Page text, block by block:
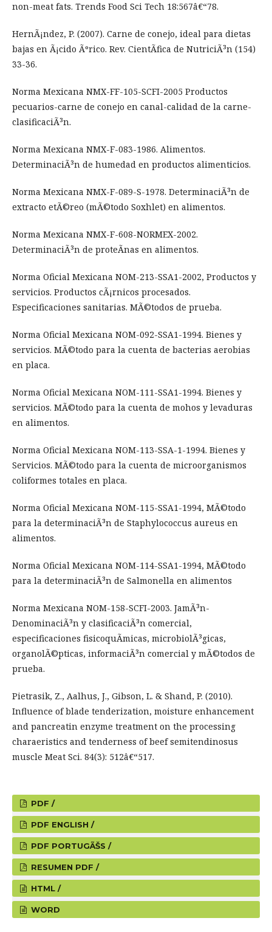
non-meat fats. Trends Food Sci Tech 18:567â€“78.
HernÃ¡ndez, P. (2007). Carne de conejo, ideal para dietas
bajas en Ã¡cido Ãºrico. Rev. CientÃ­fica de NutriciÃ³n (154)
33-36.
Norma Mexicana NMX-FF-105-SCFI-2005 Productos
pecuarios-carne de conejo en canal-calidad de la carne-
clasificaciÃ³n.
Norma Mexicana NMX-F-083-1986. Alimentos.
DeterminaciÃ³n de humedad en productos alimenticios.
Norma Mexicana NMX-F-089-S-1978. DeterminaciÃ³n de
extracto etÃ©reo (mÃ©todo Soxhlet) en alimentos.
Norma Mexicana NMX-F-608-NORMEX-2002.
DeterminaciÃ³n de proteÃ­nas en alimentos.
Norma Oficial Mexicana NOM-213-SSA1-2002, Productos y
servicios. Productos cÃ¡rnicos procesados.
Especificaciones sanitarias. MÃ©todos de prueba.
Norma Oficial Mexicana NOM-092-SSA1-1994. Bienes y
servicios. MÃ©todo para la cuenta de bacterias aerobias
en placa.
Norma Oficial Mexicana NOM-111-SSA1-1994. Bienes y
servicios. MÃ©todo para la cuenta de mohos y levaduras
en alimentos.
Norma Oficial Mexicana NOM-113-SSA-1-1994. Bienes y
Servicios. MÃ©todo para la cuenta de microorganismos
coliformes totales en placa.
Norma Oficial Mexicana NOM-115-SSA1-1994, MÃ©todo
para la determinaciÃ³n de Staphylococcus aureus en
alimentos.
Norma Oficial Mexicana NOM-114-SSA1-1994, MÃ©todo
para la determinaciÃ³n de Salmonella en alimentos
Norma Mexicana NOM-158-SCFI-2003. JamÃ³n-
DenominaciÃ³n y clasificaciÃ³n comercial,
especificaciones fisicoquÃ­micas, microbiolÃ³gicas,
organolÃ©pticas, informaciÃ³n comercial y mÃ©todos de
prueba.
Pietrasik, Z., Aalhus, J., Gibson, L. & Shand, P. (2010).
Influence of blade tenderization, moisture enhancement
and pancreatin enzyme treatment on the processing
charaeristics and tenderness of beef semitendinosus
muscle Meat Sci. 84(3): 512â€“517.
PDF /
PDF ENGLISH /
PDF PORTUGÃŠS /
RESUMEN PDF /
HTML /
WORD